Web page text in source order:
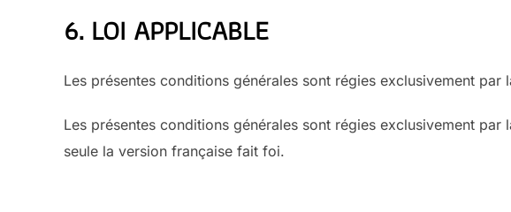
6. LOI APPLICABLE
Les présentes conditions générales sont régies exclusivement par
Les présentes conditions générales sont régies exclusivement
seule la version française fait foi.